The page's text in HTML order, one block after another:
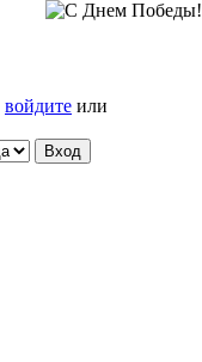
войдите или